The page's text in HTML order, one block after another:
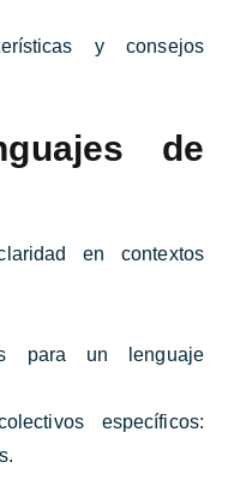
y consejos
de
en contextos
para un lenguaje
específicos: